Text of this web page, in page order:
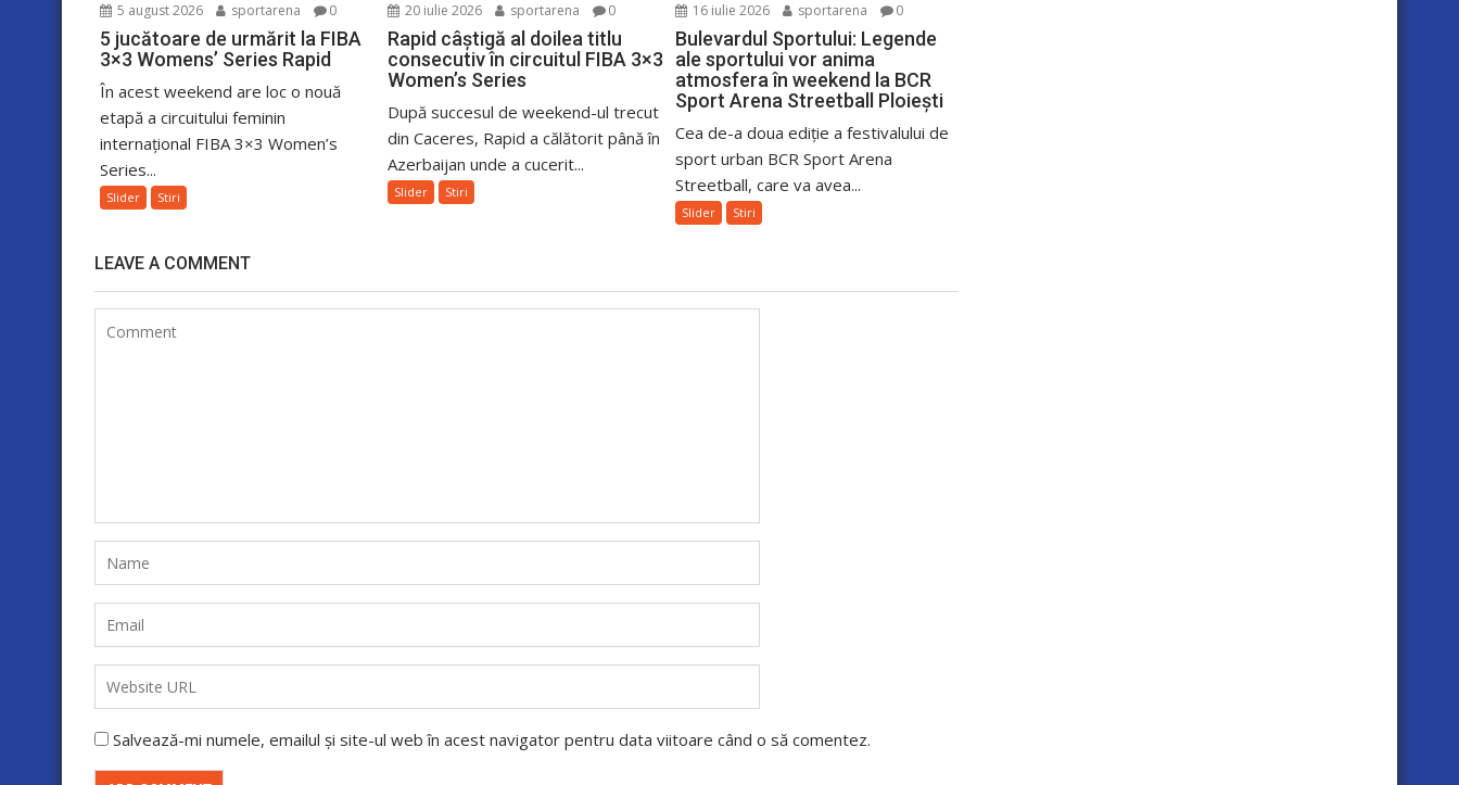
5 august 2026 sportarena 0
5 jucătoare de urmărit la FIBA
3×3 Womens’ Series Rapid
În acest weekend are loc o nouă
etapă a circuitului feminin
internațional FIBA 3×3 Women’s
Series...
Slider Stiri
20 iulie 2026 sportarena 0
Rapid câștigă al doilea titlu
consecutiv în circuitul FIBA 3×3
Women’s Series
După succesul de weekend-ul trecut
din Caceres, Rapid a călătorit până în
Azerbaijan unde a cucerit...
Slider Stiri
16 iulie 2026 sportarena 0
Bulevardul Sportului: Legende
ale sportului vor anima
atmosfera în weekend la BCR
Sport Arena Streetball Ploiești
Cea de-a doua ediție a festivalului de
sport urban BCR Sport Arena
Streetball, care va avea...
Slider Stiri
LEAVE A COMMENT
Salvează-mi numele, emailul și site-ul web în acest navigator pentru data viitoare când o să comentez.